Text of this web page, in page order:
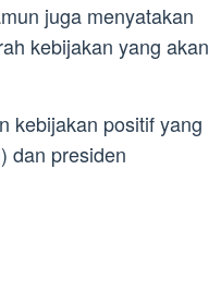
juga menyatakan
kebijakan yang akan
kebijakan positif yang
dan presiden